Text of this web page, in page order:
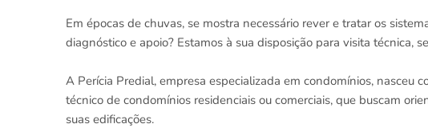
Em épocas de chuvas, se mostra necessário rever e tratar os
diagnóstico e apoio? Estamos à sua disposição para visita técnica,
A Perícia Predial, empresa especializada em condomínios, nasceu
técnico de condomínios residenciais ou comerciais, que buscam
suas edificações.